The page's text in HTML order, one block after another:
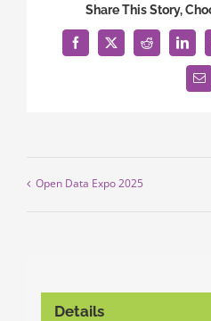
Share This Story,
Facebook
X Reddit
E-
Open Data Expo 2025
Details